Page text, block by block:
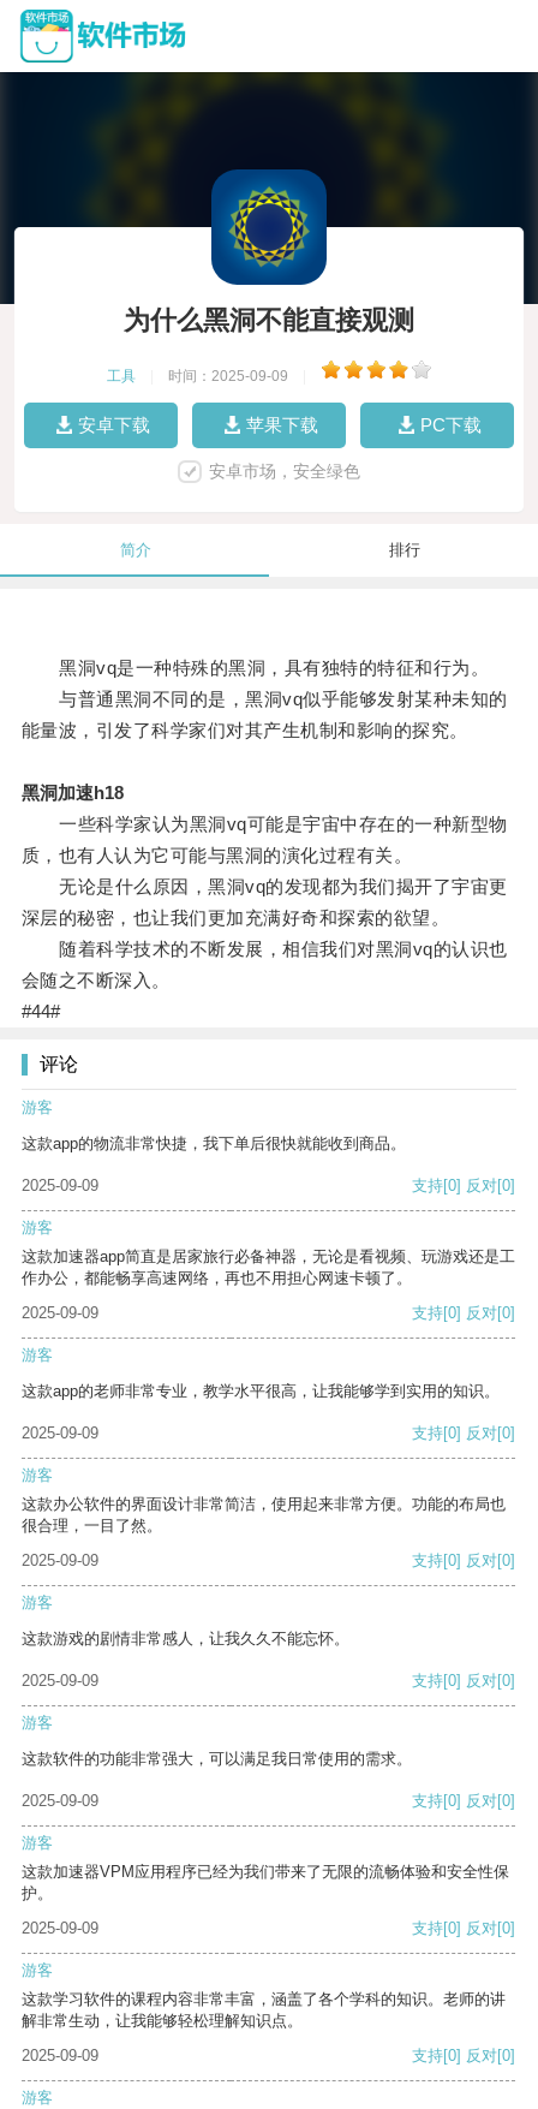
为什么黑洞不能直接观测
工具 时间：2025-09-09
安卓下载 苹果下载 PC下载
安卓市场，安全绿色
简介 排行
黑洞vq是一种特殊的黑洞，具有独特的特征和行为。
与普通黑洞不同的是，黑洞vq似乎能够发射某种未知的
能量波，引发了科学家们对其产生机制和影响的探究。
黑洞加速h18
一些科学家认为黑洞vq可能是宇宙中存在的一种新型物
质，也有人认为它可能与黑洞的演化过程有关。
无论是什么原因，黑洞vq的发现都为我们揭开了宇宙更
深层的秘密，也让我们更加充满好奇和探索的欲望。
随着科学技术的不断发展，相信我们对黑洞vq的认识也
会随之不断深入。
#44#
评论
游客
这款app的物流非常快捷，我下单后很快就能收到商品。
2025-09-09 支持[0] 反对[0]
游客
这款加速器app简直是居家旅行必备神器，无论是看视频、玩游戏还是工
作办公，都能畅享高速网络，再也不用担心网速卡顿了。
2025-09-09
支持[0] 反对[0]
游客
这款app的老师非常专业，教学水平很高，让我能够学到实用的知识。
2025-09-09 支持[0] 反对[0]
游客
这款办公软件的界面设计非常简洁，使用起来非常方便。功能的布局也
很合理，一目了然。
2025-09-09
支持[0] 反对[0]
游客
这款游戏的剧情非常感人，让我久久不能忘怀。
2025-09-09 支持[0] 反对[0]
游客
这款软件的功能非常强大，可以满足我日常使用的需求。
2025-09-09 支持[0] 反对[0]
游客
这款加速器VPM应用程序已经为我们带来了无限的流畅体验和安全性保
护。
2025-09-09
支持[0] 反对[0]
游客
这款学习软件的课程内容非常丰富，涵盖了各个学科的知识。老师的讲
解非常生动，让我能够轻松理解知识点。
2025-09-09
支持[0] 反对[0]
游客